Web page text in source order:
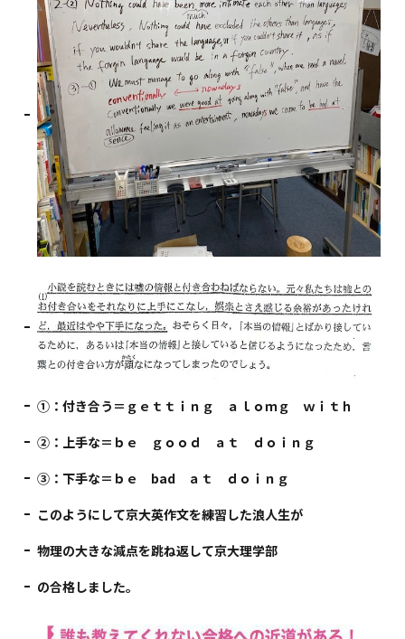
①：付き合う＝ｇｅｔｔｉｎｇ ａｌｏｍｇ ｗｉｔｈ
②：上手な＝ｂｅ ｇｏｏｄ ａｔ ｄｏｉｎｇ
③：下手な＝ｂｅ bad ａｔ ｄｏｉｎｇ
このようにして京大英作文を練習した浪人生が
物理の大きな減点を跳ね返して京大理学部
の合格しました。